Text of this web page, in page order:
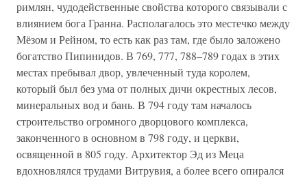
римлян, чудодейственные свойства которого связывали с
влиянием бога Гранна. Располагалось это местечко между
Мёзом и Рейном, то есть как раз там, где было заложено
богатство Пипинидов. В 769, 777, 788–789 годах в этих
местах пребывал двор, увлеченный туда королем,
который был без ума от полных дичи окрестных лесов,
минеральных вод и бань. В 794 году там началось
строительство огромного дворцового комплекса,
законченного в основном в 798 году, и церкви,
освященной в 805 году. Архитектор Эд из Меца
вдохновлялся трудами Витрувия, а более всего опирался